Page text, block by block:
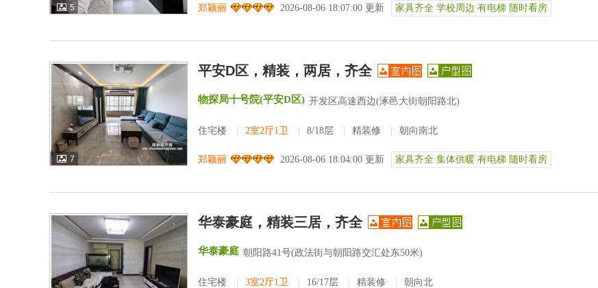
5 郑颖丽 2026-08-06 18:07:00 更新 家具齐全 学校周边 有电梯 随时看房
7
平安D区，精装，两居，齐全
物探局十号院(平安D区) 开发区高速西边(涿邑大街朝阳路北)
住宅楼 2室2厅1卫 8/18层 精装修 朝向南北
郑颖丽 2026-08-06 18:04:00 更新 家具齐全 集体供暖 有电梯 随时看房
华泰豪庭，精装三居，齐全
华泰豪庭 朝阳路41号(政法街与朝阳路交汇处东50米)
住宅楼 3室2厅1卫 16/17层 精装修 朝向北